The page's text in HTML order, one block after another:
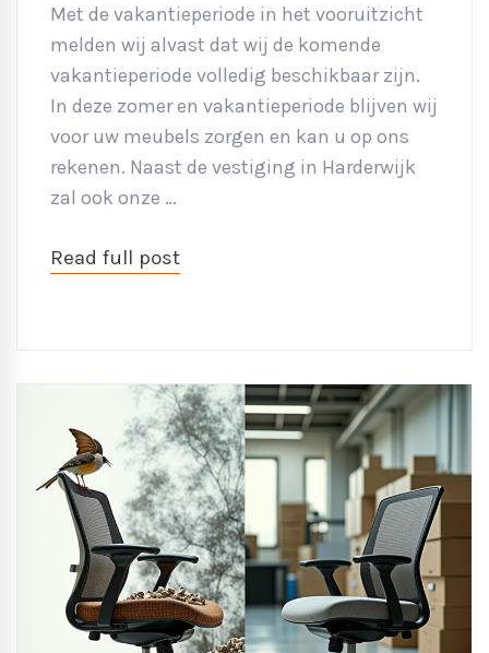
Met de vakantieperiode in het vooruitzicht
melden wij alvast dat wij de komende
vakantieperiode volledig beschikbaar zijn.
In deze zomer en vakantieperiode blijven wij
voor uw meubels zorgen en kan u op ons
rekenen. Naast de vestiging in Harderwijk
zal ook onze …
Read full post